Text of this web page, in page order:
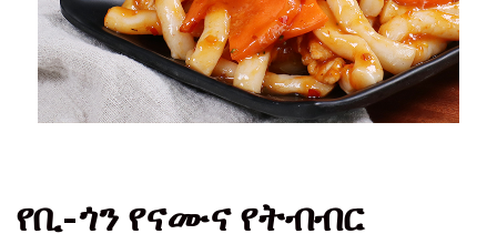
የቢ-ጎን የናሙና የትብብር